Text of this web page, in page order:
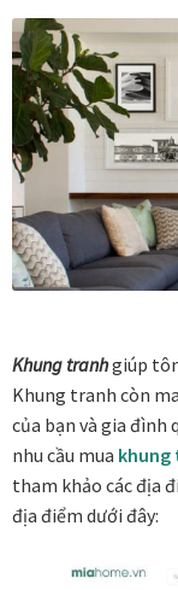
Chọn tranh
Phong cách nội
Vị trí trưng bày
BLOG
Bộ sưu tập Mã
Chính Sách Bảo
Chính Sách Đổi
Chính sách đổi
Khung tranhgiúp
Khung tranh còn
của bạn và gia đình
nhu cầu mua
tham khảo các địa
địa điểm dưới đây: